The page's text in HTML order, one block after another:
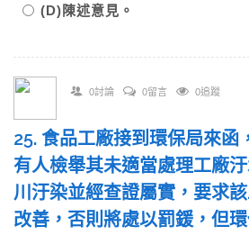
(D)陳述意見。
0討論 0留言 0追蹤
25. 食品工廠接到環保局來函
有人檢舉其未適當處理工廠
川汙染並經查證屬實，要求
改善，否則將處以罰鍰，但